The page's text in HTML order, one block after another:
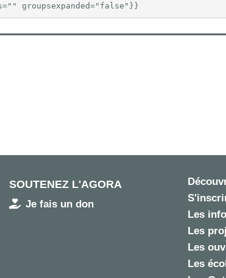
groupsexpanded="false"}}
SOUTENEZ L'AGORA
Je fais un don
Les
Les
Les
Les